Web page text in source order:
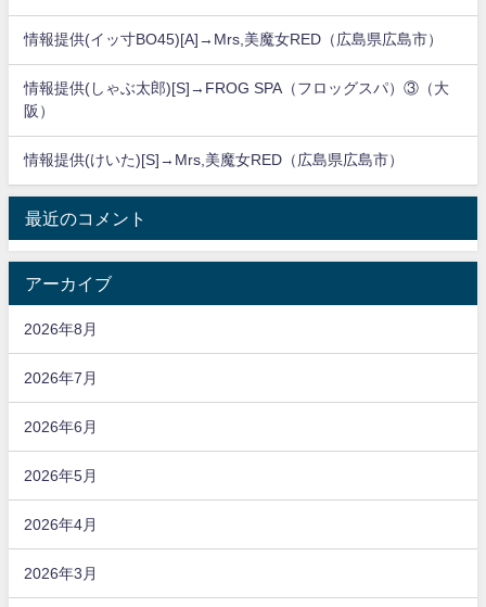
情報提供(イッ寸BO45)[A]→Mrs,美魔女RED（広島県広島市）
情報提供(しゃぶ太郎)[S]→FROG SPA（フロッグスパ）③（大
阪）
情報提供(けいた)[S]→Mrs,美魔女RED（広島県広島市）
最近のコメント
アーカイブ
2026年8月
2026年7月
2026年6月
2026年5月
2026年4月
2026年3月